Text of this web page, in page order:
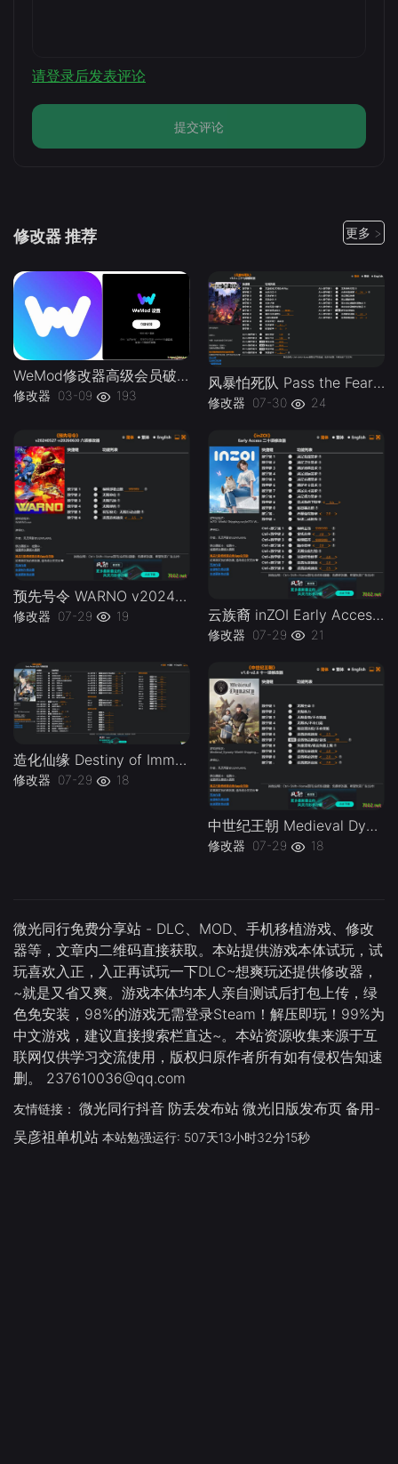
请登录后发表评论
提交评论
修改器 推荐 更多 >
WeMod修改器高级会员破解版.综合类修改器软件解锁版-
修改器 03-09 193
风暴怕死队 Pass the Fear v1.0.x Plus 27 Trainer-单机修改器下载-仅支持迅雷（部分修改器仅支持本站游戏本体
修改器 07-30 24
预先号令 WARNO v20240527-v20260630 Plus 6 Trainer-单机修改器下载-仅支持迅雷（部分修改器仅支持本站游戏本体
修改器 07-29 19 云族裔 inZOI Early Access Plus 20 Trainer Updated 2026.06.25-单机修改器下载-仅支持迅雷（部分修改器仅支持本站游戏本体
修改器 07-29 21
造化仙缘 Destiny of Immortal Early Access Plus 58 Trainer-单机修改器下载-仅支持迅雷（部分修改器仅支持本站游戏本体
修改器 07-29 18
中世纪王朝 Medieval Dynasty v1.0-v2.6 Plus 11 Trainer-单机修改器下载-仅支持迅雷（部分修改器仅支持本站游戏本体
修改器 07-29 18
微光同行免费分享站 - DLC、MOD、手机移植游戏、修改
器等，文章内二维码直接获取。本站提供游戏本体试玩，试
玩喜欢入正，入正再试玩一下DLC~想爽玩还提供修改器，
~就是又省又爽。游戏本体均本人亲自测试后打包上传，绿
色免安装，98%的游戏无需登录Steam！解压即玩！99%为
中文游戏，建议直接搜索栏直达~。本站资源收集来源于互
联网仅供学习交流使用，版权归原作者所有如有侵权告知速
删。 237610036@qq.com
友情链接： 微光同行抖音 防丢发布站 微光旧版发布页 备用-
吴彦祖单机站 本站勉强运行: 507天13小时32分15秒